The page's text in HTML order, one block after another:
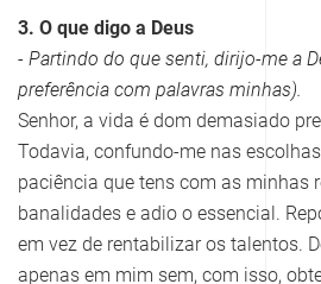
3. O que digo a Deus
- Partindo do que senti, dirijo-me a
preferência com palavras minhas).
Senhor, a vida é dom demasiado
Todavia, confundo-me nas
paciência que tens com as minhas
banalidades e adio o essencial.
em vez de rentabilizar os talentos.
apenas em mim sem, com isso,